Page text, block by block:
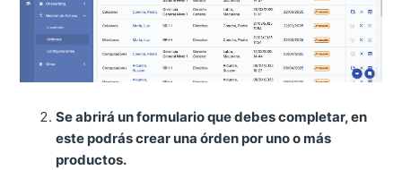
Se abrirá un formulario que debes completar, en
este podrás crear una órden por uno o más
productos.